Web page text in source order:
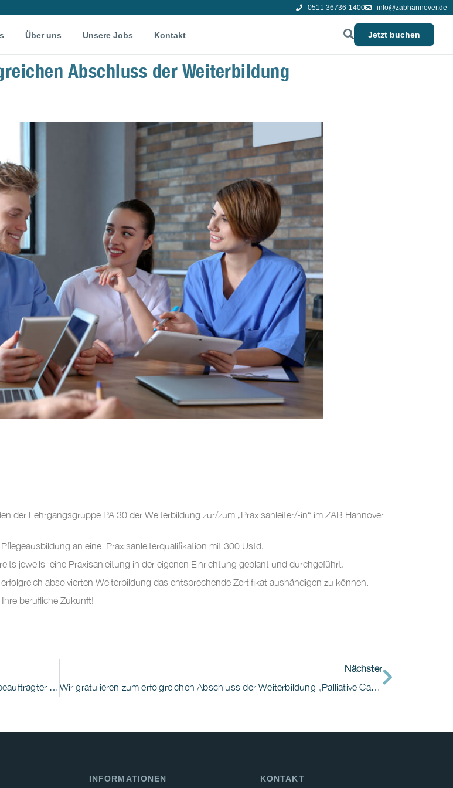
0511 36736-1400 info@zabhannover.de
Über uns Unsere Jobs Kontakt Jetzt buchen
Abschluss der Weiterbildung
der Lehrgangsgruppe PA 30 der Weiterbildung zur/zum „Praxisanleiter/-in“ im ZAB Hannover
an eine Praxisanleiterqualifikation mit 300 Ustd.
jeweils eine Praxisanleitung in der eigenen Einrichtung geplant und durchgeführt.
absolvierten Weiterbildung das entsprechende Zertifikat aushändigen zu können.
berufliche Zukunft!
Herzlich Willkommen zur Weiterbildung „Qualitätsmanagement-beauftragter (m/w/d) im Gesundheitswesen“ – QMB
Nächster
Wir gratulieren zum erfolgreichen Abschluss der Weiterbildung „Palliative Care“!
INFORMATIONEN KONTAKT